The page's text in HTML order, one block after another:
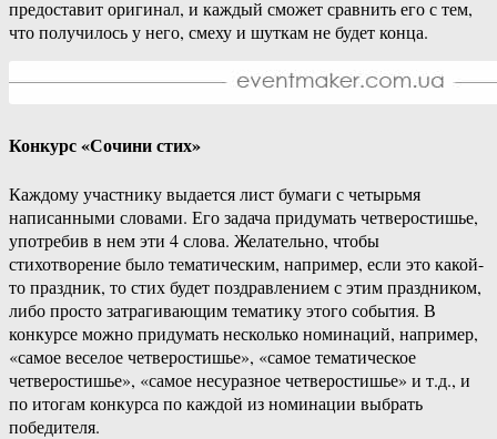
предоставит оригинал, и каждый сможет сравнить его с тем,
что получилось у него, смеху и шуткам не будет конца.
Конкурс «Сочини стих»
Каждому участнику выдается лист бумаги с четырьмя
написанными словами. Его задача придумать четверостишье,
употребив в нем эти 4 слова. Желательно, чтобы
стихотворение было тематическим, например, если это какой-
то праздник, то стих будет поздравлением с этим праздником,
либо просто затрагивающим тематику этого события. В
конкурсе можно придумать несколько номинаций, например,
«самое веселое четверостишье», «самое тематическое
четверостишье», «самое несуразное четверостишье» и т.д., и
по итогам конкурса по каждой из номинации выбрать
победителя.